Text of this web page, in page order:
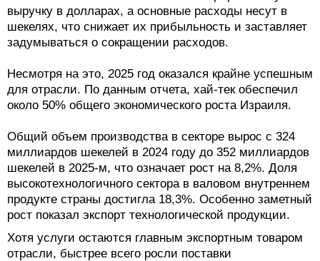
выручку в долларах, а основные расходы несут в
шекелях, что снижает их прибыльность и заставляет
задумываться о сокращении расходов.
Несмотря на это, 2025 год оказался крайне успешным
для отрасли. По данным отчета, хай-тек обеспечил
около 50% общего экономического роста Израиля.
Общий объем производства в секторе вырос с 324
миллиардов шекелей в 2024 году до 352 миллиардов
шекелей в 2025-м, что означает рост на 8,2%. Доля
высокотехнологичного сектора в валовом внутреннем
продукте страны достигла 18,3%. Особенно заметный
рост показал экспорт технологической продукции.
Хотя услуги остаются главным экспортным товаром
отрасли, быстрее всего росли поставки